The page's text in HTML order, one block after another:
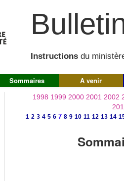
Instructions du
Sommaires A venir
1998 1999 2000 2001 2002
1 2 3 4 5 6 7 8 9 10 11 12 13 14